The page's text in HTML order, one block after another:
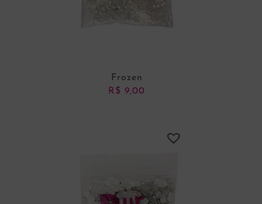
Frozen
R$ 9,00